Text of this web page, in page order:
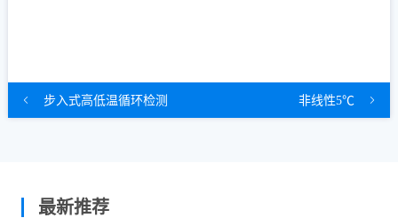
步入式高低温循环检测 非线性5℃
最新推荐